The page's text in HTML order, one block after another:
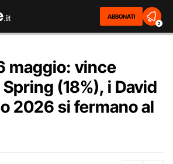
ABBONATI
2
maggio: vince
(18%), i David
2026 si fermano al